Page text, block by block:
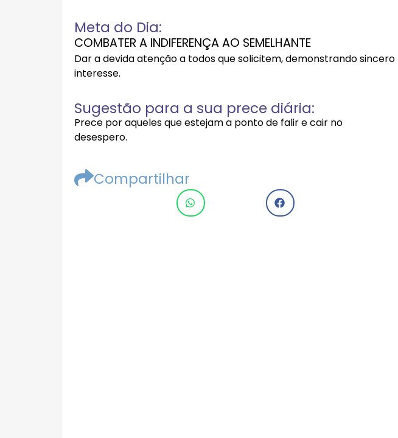
Meta do Dia:
COMBATER A INDIFERENÇA AO SEMELHANTE
Dar a devida atenção a todos que solicitem, demonstrando sincero
interesse.
Sugestão para a sua prece diária:
Prece por aqueles que estejam a ponto de falir e cair no
desespero.
Compartilhar